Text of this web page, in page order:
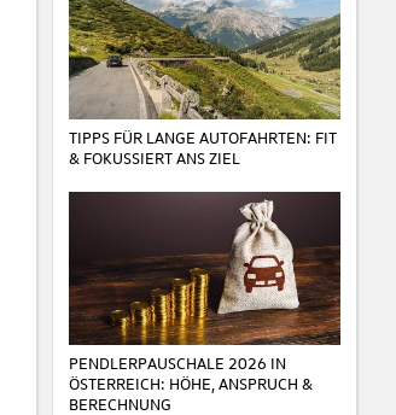
TIPPS FÜR LANGE AUTOFAHRTEN: FIT
& FOKUSSIERT ANS ZIEL
PENDLERPAUSCHALE 2026 IN
ÖSTERREICH: HÖHE, ANSPRUCH &
BERECHNUNG